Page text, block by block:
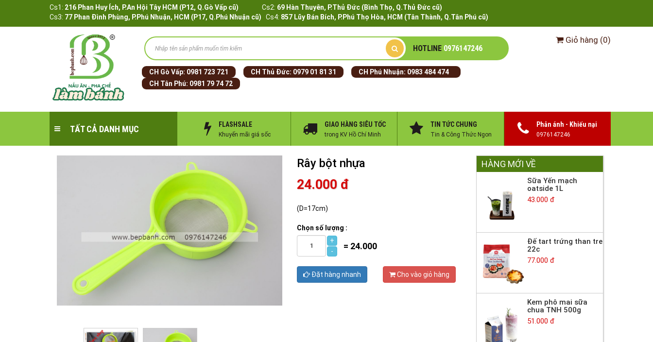
Cs1: 216 Phan Huy Ích, P.An Hội Tây HCM (P12, Q.Gò Vấp cũ) Cs2: 69 Hàn Thuyên, P.Thủ Đức (Bình Thọ, Q.Thủ Đức cũ)
Cs3: 77 Phan Đình Phùng, P.Phú Nhuận, HCM (P17, Q.Phú Nhuận cũ) Cs4: 857 Lũy Bán Bích, P.Phú Thọ Hòa, HCM (Tân Thành, Q.Tân Phú cũ)
HOTLINE 0976147246
CH Gò Vấp: 0981 723 721 CH Thủ Đức: 0979 01 81 31 CH Phú Nhuận: 0983 484 474
CH Tân Phú: 0981 79 74 72
Giỏ hàng (0)
TẤT CẢ DANH MỤC FLASHSALE
Khuyến mãi giá sốc
GIAO HÀNG SIÊU TỐC
trong KV Hồ Chí Minh
TIN TỨC CHUNG
Tin & Công Thức Ngon
Phản ánh - Khiếu nại
0976147246
Rây bột nhựa
24.000 đ
(D=17cm)
Chọn số lượng :
+
-
= 24.000
Đặt hàng nhanh Cho vào giỏ hàng
HÀNG MỚI VỀ
Sữa Yến mạch
oatside 1L
43.000 đ
Đế tart trứng than tre
22c
77.000 đ
Kem phô mai sữa
chua TNH 500g
51.000 đ